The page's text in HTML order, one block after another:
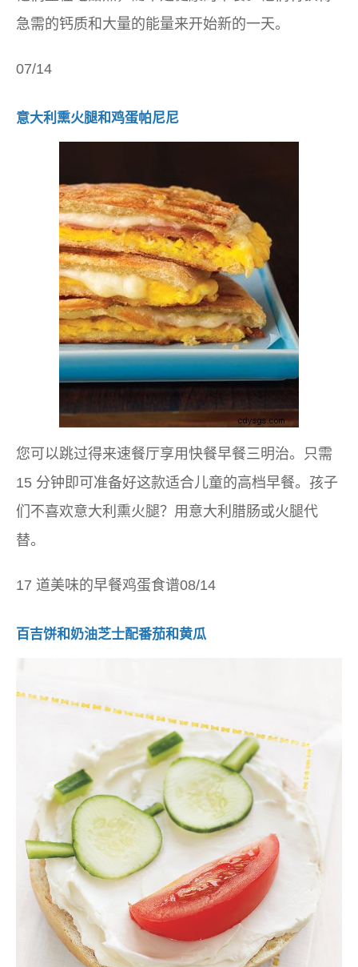
急需的钙质和大量的能量来开始新的一天。
07/14
意大利熏火腿和鸡蛋帕尼尼
您可以跳过得来速餐厅享用快餐早餐三明治。只需
15 分钟即可准备好这款适合儿童的高档早餐。孩子
们不喜欢意大利熏火腿？用意大利腊肠或火腿代
替。
17 道美味的早餐鸡蛋食谱08/14
百吉饼和奶油芝士配番茄和黄瓜